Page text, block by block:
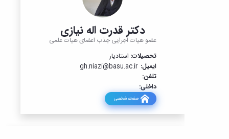
دکتر قدرت اله نیازی
عضو هیات اجرایی جذب اعضای هیات علمی
تحصیلات: استادیار
ایمیل: gh.niazi@basu.ac.ir
تلفن:
داخلی:
صفحه شخصی